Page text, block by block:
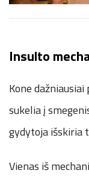
Insulto
Kone
sukelia į
gydytoja išskiria
Vienas iš